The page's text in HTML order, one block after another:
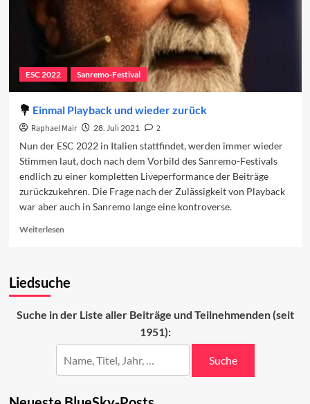
ESC 2022 Sanremo-Festival
Einmal Playback und wieder zurück
Raphael Mair 28. Juli 2021
2
Nun der ESC 2022 in Italien stattfindet, werden immer wieder
Stimmen laut, doch nach dem Vorbild des Sanremo-Festivals
endlich zu einer kompletten Liveperformance der Beiträge
zurückzukehren. Die Frage nach der Zulässigkeit von Playback
war aber auch in Sanremo lange eine kontroverse.
WeiterlesenRead
Playback
zurück
Liedsuche
Suche in der Liste aller Beiträge und Teilnehmenden (seit
1951):
Suche